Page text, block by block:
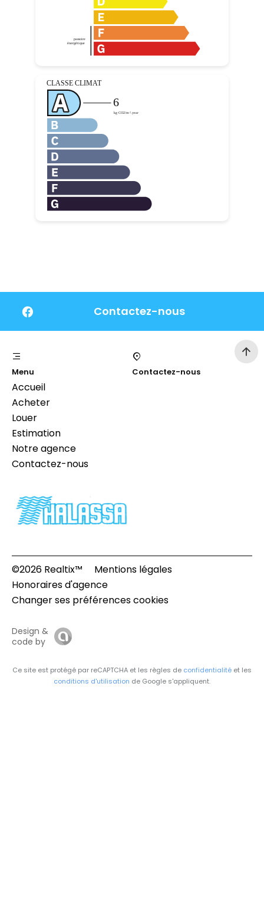
Contactez-nous
Menu
Accueil
Acheter
Louer
Estimation
Notre agence
Contactez-nous
Contactez-nous
©2026 Realtix™
Mentions légales
Honoraires d'agence
Changer ses préférences cookies
Design &
code by
Ce site est protégé par reCAPTCHA et les règles de confidentialité et les
conditions d'utilisation de Google s'appliquent.